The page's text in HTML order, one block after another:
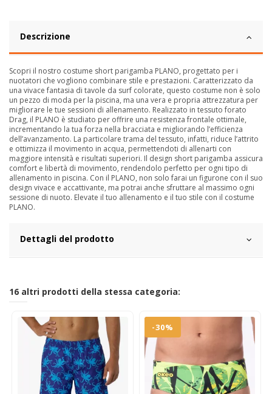
Descrizione
Scopri il nostro costume short parigamba PLANO, progettato per i
nuotatori che vogliono combinare stile e prestazioni. Caratterizzato da
una vivace fantasia di tavole da surf colorate, questo costume non è solo
un pezzo di moda per la piscina, ma una vera e propria attrezzatura per
migliorare le tue sessioni di allenamento. Realizzato in tessuto forato
Drag, il PLANO è studiato per offrire una resistenza frontale ottimale,
incrementando la tua forza nella bracciata e migliorando l’efficienza
dell’avanzamento. La particolare trama del tessuto, infatti, riduce l’attrito
e ottimizza il movimento in acqua, permettendoti di allenarti con
maggiore intensità e risultati superiori. Il design short parigamba assicura
comfort e libertà di movimento, rendendolo perfetto per ogni tipo di
allenamento in piscina. Con il PLANO, non solo farai un figurone con il suo
design vivace e accattivante, ma potrai anche sfruttare al massimo ogni
sessione di nuoto. Elevate il tuo allenamento e il tuo stile con il costume
PLANO.
Dettagli del prodotto
16 altri prodotti della stessa categoria:
-30%